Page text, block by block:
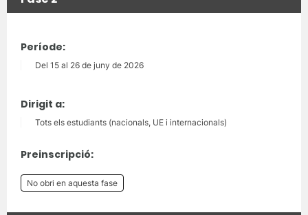
Període:
Del 15 al 26 de juny de 2026
Dirigit a:
Tots els estudiants (nacionals, UE i internacionals)
Preinscripció:
No obri en aquesta fase